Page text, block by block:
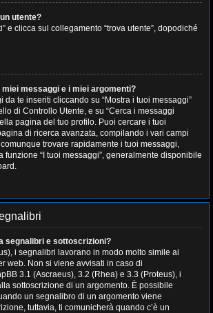
utente?
e clicca sul collegamento “trova utente”, dopodiché
messaggi e i miei argomenti?
da te inseriti cliccando su “Mostra i tuoi messaggi”
di Controllo Utente, e su “Cerca i messaggi
pagina del tuo profilo. Puoi cercare i tuoi
di ricerca avanzata, compilando i vari campi
trovare rapidamente i tuoi messaggi,
funzione “I tuoi messaggi”, generalmente disponibile
segnalibri e sottoscrizioni?
i segnalibri lavorano in modo molto simile ai
web. Non si viene avvisati in caso di
3.1 (Ascraeus), 3.2 (Rhea) e 3.3 (Proteus), i
sottoscrizione di un argomento. È possibile
un segnalibro di un argomento viene
tuttavia, ti comunicherà quando c’è un